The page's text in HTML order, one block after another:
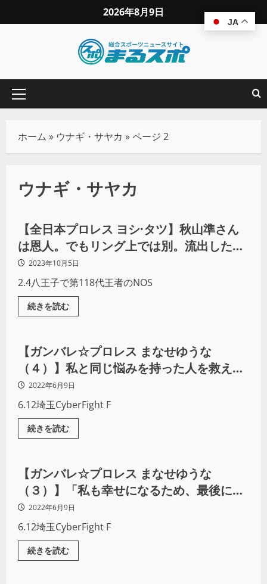
2026年8月9日
ホーム » ウナギ・サヤカ »ページ 2
ウナギ・サヤカ
プロレス
【全日本プロレス ヨシ·タツ】秋山準さん
は恩人。でもリング上では別。流出したア
ジアタッグ王座を必ず取り戻す！
2023年10月5日
2.4八王子で第118代王者のNOS
続きを読む
プロレス
【ガンバレ☆プロレス まなせゆうな
（４）】私と同じ悩みを持った人を救えは
しないけど、元気になるキッカケになった
らいいな、という気持ちが芽生えてきた
2022年6月9日
6.12埼玉CyberFight F
続きを読む
プロレス
【ガンバレ☆プロレス まなせゆうな
（３）】「私も幸せになるため、最後にプ
ロレスを頑張ってみたい」と考えた時、一
緒にいるのはガンプロの人がいい
2022年6月9日
6.12埼玉CyberFight F
続きを読む
プロレス
JA